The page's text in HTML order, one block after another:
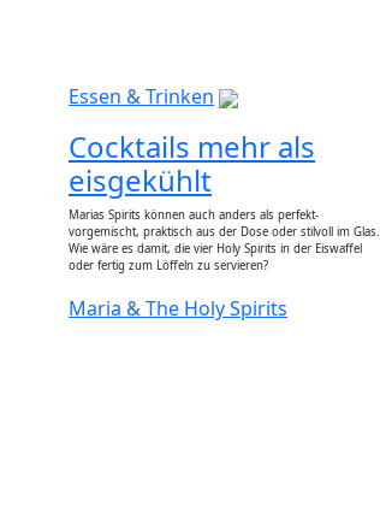
Essen & Trinken
Cocktails mehr als
eisgekühlt
Marias Spirits können auch anders als perfekt-
vorgemischt, praktisch aus der Dose oder stilvoll im Glas.
Wie wäre es damit, die vier Holy Spirits in der Eiswaffel
oder fertig zum Löffeln zu servieren?
Maria & The Holy Spirits